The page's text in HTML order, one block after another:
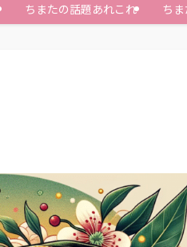
ちまたの話題あれこれ ち